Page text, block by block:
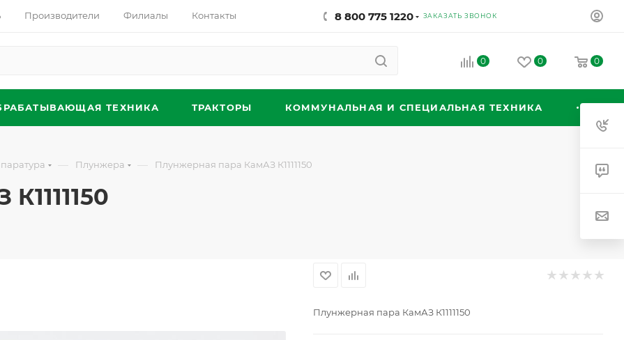
Производители Филиалы Контакты 8 800 775 1220 ЗАКАЗАТЬ ЗВОНОК
0 0 0
ТЕХНИКА ТРАКТОРЫ КОММУНАЛЬНАЯ И СПЕЦИАЛЬНАЯ ТЕХНИКА
— Плунжера — Плунжерная пара КамАЗ К1111150
Плунжерная пара КамАЗ К1111150